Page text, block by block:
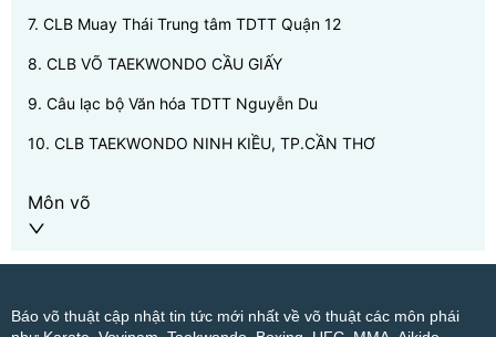
7. CLB Muay Thái Trung tâm TDTT Quận 12
8. CLB VÕ TAEKWONDO CẦU GIẤY
9. Câu lạc bộ Văn hóa TDTT Nguyễn Du
10. CLB TAEKWONDO NINH KIỀU, TP.CẦN THƠ
Môn võ
Báo võ thuật cập nhật tin tức mới nhất về võ thuật các môn phái